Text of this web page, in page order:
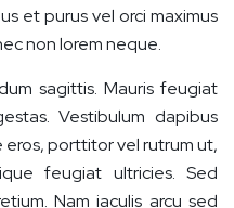
et purus vel orci maximus
non lorem neque.
sagittis. Mauris feugiat
Vestibulum dapibus
porttitor vel rutrum ut,
feugiat ultricies. Sed
Nam iaculis arcu sed